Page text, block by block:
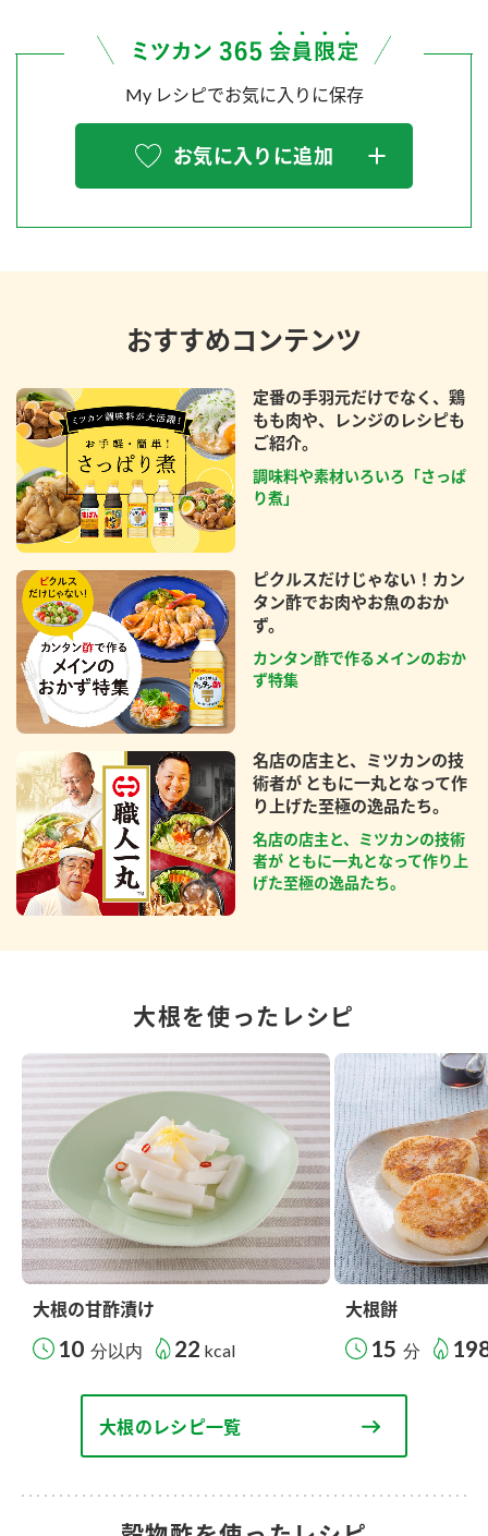
My レシピでお気に入りに保存
お気に入りに追加
おすすめコンテンツ
定番の手羽元だけでなく、鶏
もも肉や、レンジのレシピも
ご紹介。
調味料や素材いろいろ「さっぱ
り煮」
ピクルスだけじゃない！カン
タン酢でお肉やお魚のおか
ず。
カンタン酢で作るメインのおか
ず特集
名店の店主と、ミツカンの技
術者が ともに一丸となって作
り上げた至極の逸品たち。
名店の店主と、ミツカンの技術
者が ともに一丸となって作り上
げた至極の逸品たち。
大根を使ったレシピ
大根の甘酢漬け
10 分以内 22 kcal
大根餅
15 分
大根のレシピ一覧